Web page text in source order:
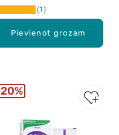
Pievienot grozam
1
20%